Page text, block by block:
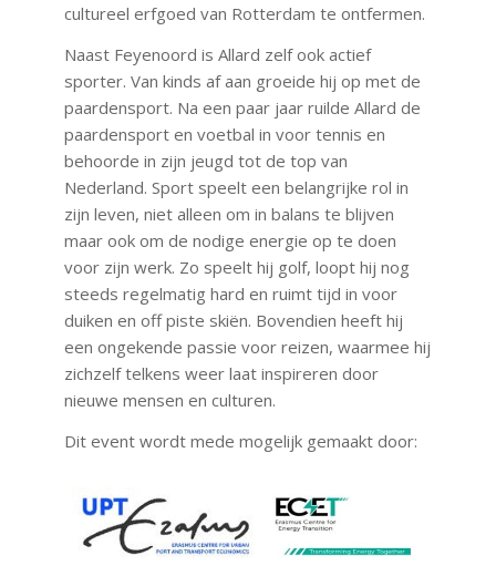
cultureel erfgoed van Rotterdam te ontfermen.
Naast Feyenoord is Allard zelf ook actief
sporter. Van kinds af aan groeide hij op met de
paardensport. Na een paar jaar ruilde Allard de
paardensport en voetbal in voor tennis en
behoorde in zijn jeugd tot de top van
Nederland. Sport speelt een belangrijke rol in
zijn leven, niet alleen om in balans te blijven
maar ook om de nodige energie op te doen
voor zijn werk. Zo speelt hij golf, loopt hij nog
steeds regelmatig hard en ruimt tijd in voor
duiken en off piste skiën. Bovendien heeft hij
een ongekende passie voor reizen, waarmee hij
zichzelf telkens weer laat inspireren door
nieuwe mensen en culturen.
Dit event wordt mede mogelijk gemaakt door: